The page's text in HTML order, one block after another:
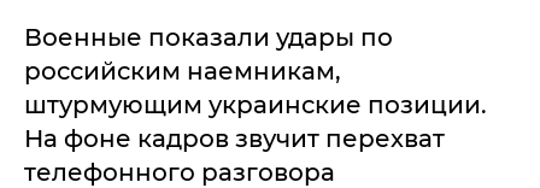
Военные показали удары по
российским наемникам,
штурмующим украинские позиции.
На фоне кадров звучит перехват
телефонного разговора